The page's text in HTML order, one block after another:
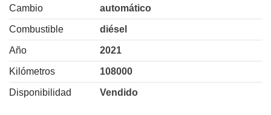
Cambio automático
Combustible diésel
Año 2021
Kilómetros 108000
Disponibilidad Vendido